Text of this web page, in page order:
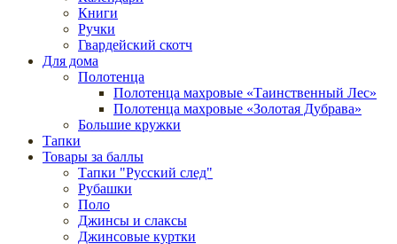
Книги
Ручки
Гвардейский скотч
Для дома
Полотенца
Полотенца махровые «Таинственный Лес»
Полотенца махровые «Золотая Дубрава»
Большие кружки
Тапки
Товары за баллы
Тапки "Русский след"
Рубашки
Поло
Джинсы и слаксы
Джинсовые куртки